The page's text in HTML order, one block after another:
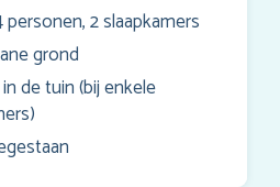
2 slaapkamers
grond
de tuin (bij enkele